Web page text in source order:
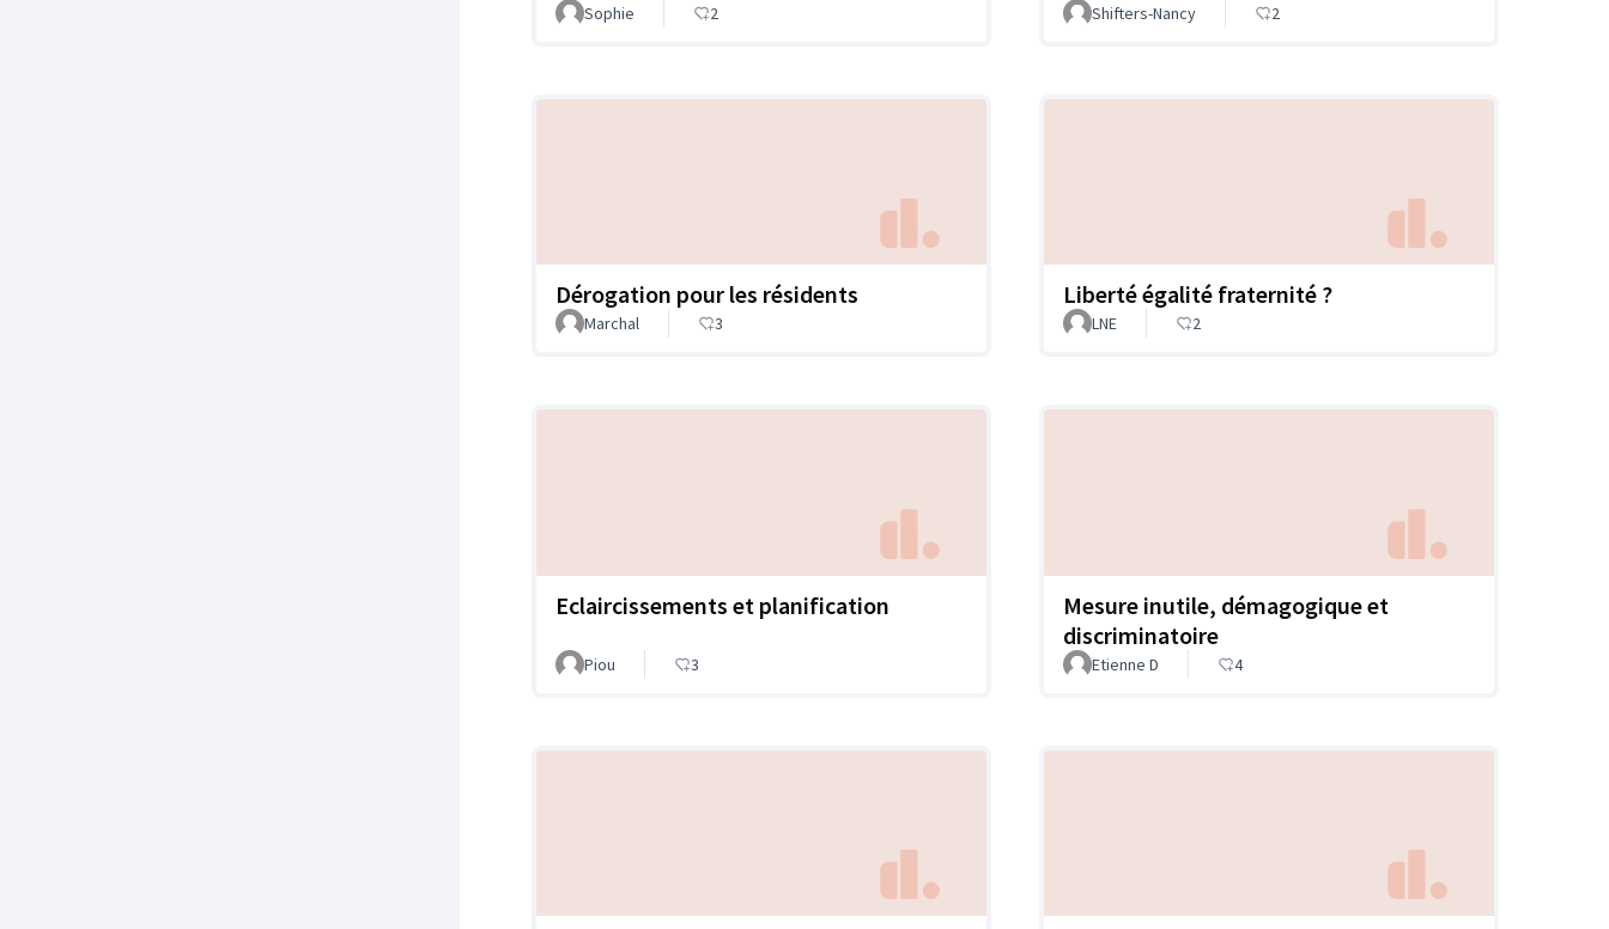
Sophie 2 Shifters-Nancy 2
Dérogation pour les résidents
Marchal 3
Liberté égalité fraternité ?
LNE 2
Eclaircissements et planification
Piou 3
Mesure inutile, démagogique et
discriminatoire
Etienne D 4